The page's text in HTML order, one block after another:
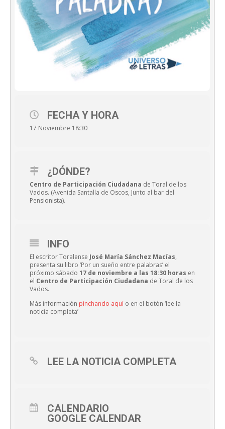
FECHA Y HORA
17 Noviembre 18:30
¿DÓNDE?
Centro de Participación Ciudadana de Toral de los
Vados. (Avenida Santalla de Oscos, Junto al bar del
Pensionista).
INFO
El escritor Toralense José María Sánchez Macías,
presenta su libro ‘Por un sueño entre palabras’ el
próximo sábado 17 de noviembre a las 18:30 horas en
el Centro de Participación Ciudadana de Toral de los
Vados.
Más información pinchando aquí o en el botón ‘lee la
noticia completa’
LEE LA NOTICIA COMPLETA
CALENDARIO
GOOGLE CALENDAR